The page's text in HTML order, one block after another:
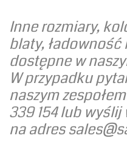
‎Inne rozmiary,
blaty, ładowność
dostępne w
W przypadku
naszym
339 154 lub
na adres